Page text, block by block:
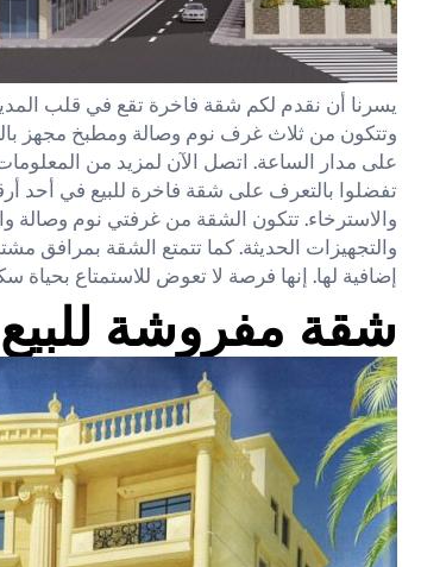
يسرنا أن نقدم لكم شقة فاخرة تقع في قلب
وتتكون من ثلاث غرف نوم وصالة ومطبخ مجهز
على مدار الساعة. اتصل الآن لمزيد من
تفضلوا بالتعرف على شقة فاخرة للبيع في أحد
والاسترخاء. تتكون الشقة من غرفتي نوم
والتجهيزات الحديثة. كما تتمتع الشقة
إضافية لها. إنها فرصة لا تعوض للاستمتاع بحياة
شقة مفروشة